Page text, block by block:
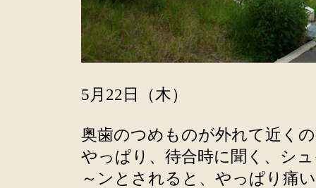
5月22日（木）
奥歯のつめものが外れて近く
やっぱり、待合時に聞く、シ
～ンとされると、やっぱり痛